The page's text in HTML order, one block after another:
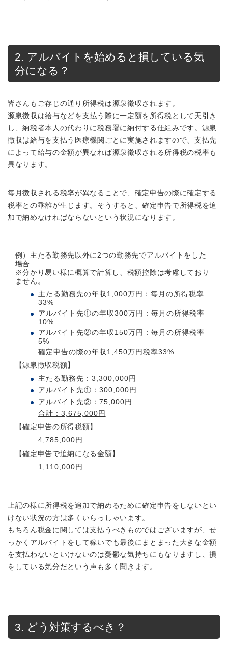
2. アルバイトを始めると損している気
分になる？
皆さんもご存じの通り所得税は源泉徴収されます。
源泉徴収は給与などを支払う際に一定額を所得税として天引き
し、納税者本人の代わりに税務署に納付する仕組みです。源泉
徴収は給与を支払う医療機関ごとに実施されますので、支払先
によって給与の金額が異なれば源泉徴収される所得税の税率も
異なります。
毎月徴収される税率が異なることで、確定申告の際に確定する
税率との乖離が生じます。そうすると、確定申告で所得税を追
加で納めなければならないという状況になります。
例）主たる勤務先以外に2つの勤務先でアルバイトをした
場合
※分かり易い様に概算で計算し、税額控除は考慮しており
ません。
主たる勤務先の年収1,000万円：毎月の所得税率
33%
アルバイト先①の年収300万円：毎月の所得税率
10%
アルバイト先②の年収150万円：毎月の所得税率
5%
確定申告の際の年収1,450万円税率33%
【源泉徴収税額】
主たる勤務先：3,300,000円
アルバイト先①：300,000円
アルバイト先②：75,000円
合計：3,675,000円
【確定申告の所得税額】
4,785,000円
【確定申告で追納になる金額】
1,110,000円
上記の様に所得税を追加で納めるために確定申告をしないとい
けない状況の方は多くいらっしゃいます。
もちろん税金に関しては支払うべきものではございますが、せ
っかくアルバイトをして稼いでも最後にまとまった大きな金額
を支払わないといけないのは憂鬱な気持ちにもなりますし、損
をしている気分だという声も多く聞きます。
3. どう対策するべき？